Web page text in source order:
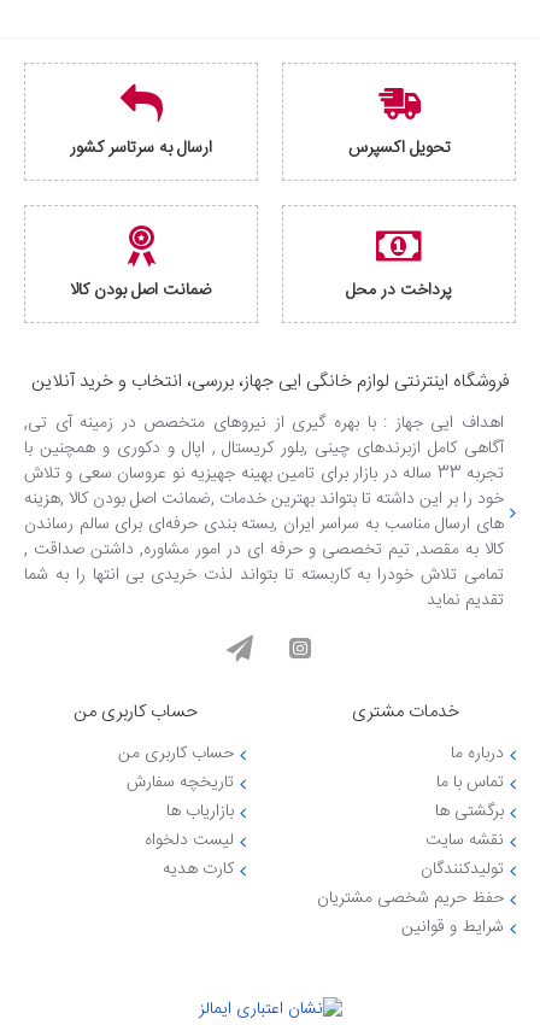
تحویل اکسپرس ارسال به سرتاسر کشور
پرداخت در محل ضمانت اصل بودن کالا
فروشگاه اینترنتی لوازم خانگی ایی جهاز، بررسی، انتخاب و خرید آنلاین
اهداف ایی جهاز : با بهره گیری از نیروهای متخصص در زمینه آی تی,
آگاهی کامل ازبرندهای چینی ,بلور کریستال , اپال و دکوری و همچنین با
تجربه 33 ساله در بازار برای تامین بهینه جهیزیه نو عروسان سعی و تلاش
خود را بر این داشته تا بتواند بهترین خدمات ,ضمانت اصل بودن کالا ,هزینه
های ارسال مناسب به سراسر ایران ,بسته بندی حرفه‌ای برای سالم رساندن
کالا به مقصد, تیم تخصصی و حرفه ای در امور مشاوره, داشتن صداقت ,
تمامی تلاش خودرا به کاربسته تا بتواند لذت خریدی بی انتها را به شما
تقدیم نماید
خدمات مشتری
درباره ما
تماس با ما
برگشتی ها
نقشه سایت
تولیدکنندگان
حفظ حریم شخصی مشتریان
شرایط و قوانین
حساب کاربری من
حساب کاربری من
تاریخچه سفارش
بازاریاب ها
لیست دلخواه
کارت هدیه